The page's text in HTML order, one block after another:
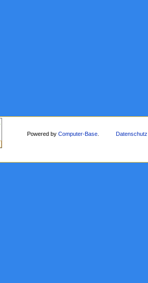
Powered byComputer-Base Datenschutz